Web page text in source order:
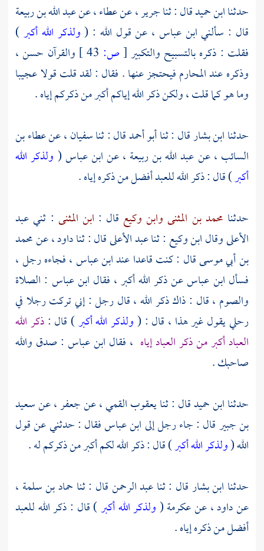
حدثناابن حميدقال : ثناجرير ،عنعطاء ،عنعبد الله بن ربيعة
قال : سألنيابن عباس ، عن قول الله : (ولذكر الله أكبر)
فقلت : ذكره بالتسبيح والتكبير[ص:
والقرآن حسن ،
وذكره عند المحارم فيحتجز عنها . فقال : لقد قلت قولا عجيبا
وما هو كما قلت ، ولكن ذكر الله إياكم أكبر من ذكركم إياه .
حدثناابن بشارقال : ثناأبو أحمدقال : ثناسفيان ،عنعطاء بن
السائب ،عنعبد الله بن ربيعة ،عنابن عباس( ولذكر الله
أكبر) قال : ذكر الله للعبد أفضل من ذكره إياه .
حدثنا محمد بن المثنى وابن وكيع قال : ابن المثنى : ثنيعبد
الأعلىوقالابن وكيع : ثناعبد الأعلىقال : ثناداود ،عنمحمد
بن أبي موسىقال : كنت قاعدا عندابن عباس ،فجاءه رجل ،
فسأل ابن عباسعن ذكر الله أكبر ، فقال ابن عباس : الصلاة
والصوم ، قال : ذاك ذكر الله ، قال رجل : إني تركت رجلا في
رحلي يقول غير هذا ، قال : (ولذكر الله أكبر) قال :ذكر الله
العباد أكبر من ذكر العباد إياه ، فقال ابن عباس : صدق والله
صاحبك .
حدثناابن حميدقال : ثنايعقوب القمي ،عنجعفر ،عنسعيد
بن جبيرقال : جاء رجل إلىابن عباسفقال : حدثني عن قول
الله (ولذكر الله أكبر) قال : ذكر الله لكم أكبر من ذكركم له .
حدثنا ابن بشارقال : ثناعبد الرحمنقال : ثنا حماد بن سلمة ،
عنداود ،عنعكرمة(ولذكر الله أكبر) قال : ذكر الله للعبد
أفضل من ذكره إياه .